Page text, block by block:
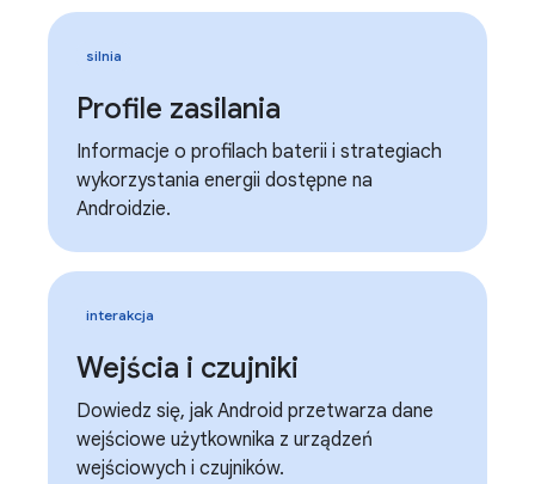
silnia
Profile zasilania
Informacje o profilach baterii i strategiach
wykorzystania energii dostępne na
Androidzie.
interakcja
Wejścia i czujniki
Dowiedz się, jak Android przetwarza dane
wejściowe użytkownika z urządzeń
wejściowych i czujników.